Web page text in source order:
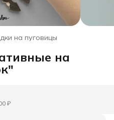
на пуговицы
на
₽